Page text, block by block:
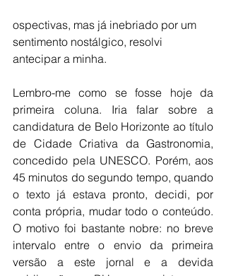
ospectivas, mas já inebriado por um
sentimento nostálgico, resolvi
antecipar a minha.
Lembro-me como se fosse hoje da
primeira coluna. Iria falar sobre a
candidatura de Belo Horizonte ao título
de Cidade Criativa da Gastronomia,
concedido pela UNESCO. Porém, aos
45 minutos do segundo tempo, quando
o texto já estava pronto, decidi, por
conta própria, mudar todo o conteúdo.
O motivo foi bastante nobre: no breve
intervalo entre o envio da primeira
versão a este jornal e a devida